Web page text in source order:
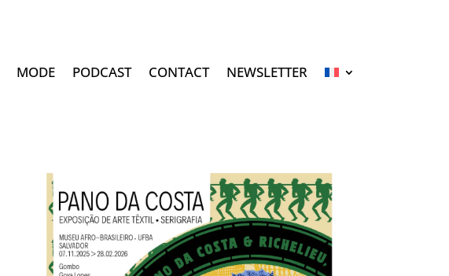
MODE PODCAST CONTACT NEWSLETTER